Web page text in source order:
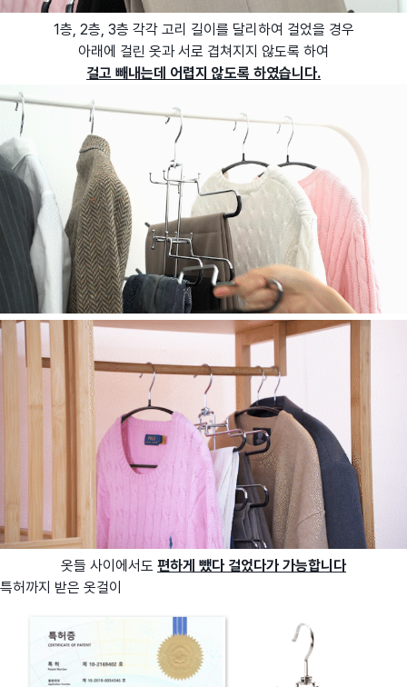
1층, 2층, 3층 각각 고리 길이를 달리하여 걸었을 경우
아래에 걸린 옷과 서로 겹쳐지지 않도록 하여
걸고 빼내는데 어렵지 않도록 하였습니다.
옷들 사이에서도 편하게 뺐다 걸었다가 가능합니다
특허까지 받은 옷걸이